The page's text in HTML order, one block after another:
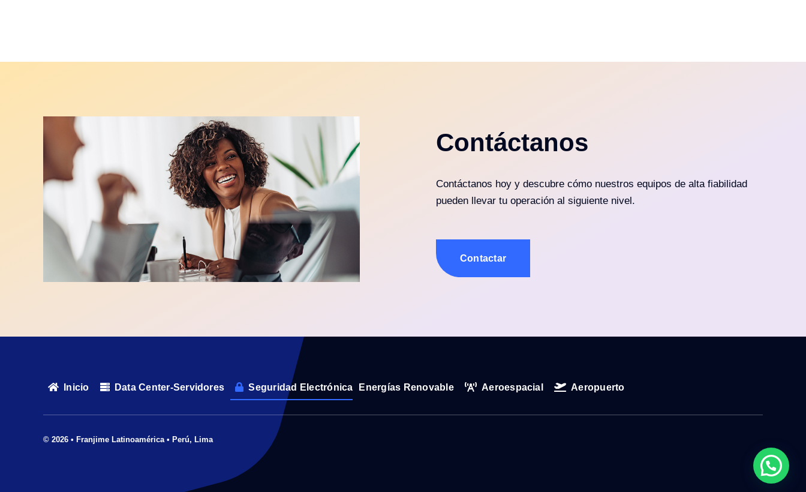
Contáctanos
Contáctanos hoy y descubre cómo nuestros equipos de alta fiabilidad
pueden llevar tu operación al siguiente nivel.
Contactar
Inicio Data Center-Servidores Seguridad Electrónica Energías Renovable Aeroespacial Aeropuerto
© 2026 • Franjime Latinoamérica • Perú, Lima